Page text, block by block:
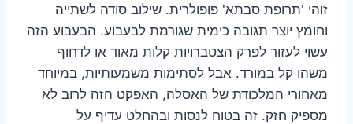
זוהי 'תרופת סבתא' פופולרית. שילוב סודה לשתייה
וחומץ יוצר תגובה כימית שגורמת לבעבוע. הבעבוע הזה
עשוי לעזור לפרק הצטברויות קלות מאוד או לדחוף
משהו קל במורד. אבל לסתימות משמעותיות, במיוחד
מאחורי המלכודת של האסלה, האפקט הזה לרוב לא
מספיק חזק. זה בטוח לנסות ובהחלט עדיף על